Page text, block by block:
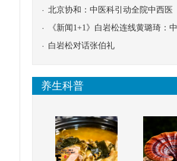
北京协和：中医科引动全院中西医
协同
《新闻1+1》白岩松连线黄璐琦：中
医救治的临床效果
白岩松对话张伯礼
养生科普